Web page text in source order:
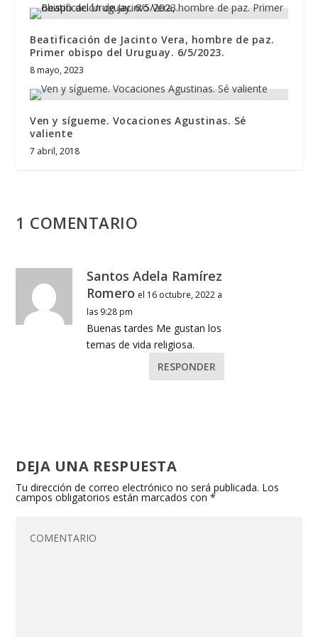
Beatificación de Jacinto Vera, hombre de paz.
Primer obispo del Uruguay. 6/5/2023.
8 mayo, 2023
Ven y sígueme. Vocaciones Agustinas. Sé
valiente
7 abril, 2018
1 COMENTARIO
Santos Adela Ramírez
Romero el 16 octubre, 2022 a
las 9:28 pm
Buenas tardes Me gustan los
temas de vida religiosa.
RESPONDER
DEJA UNA RESPUESTA
Tu dirección de correo electrónico no será publicada. Los
campos obligatorios están marcados con*